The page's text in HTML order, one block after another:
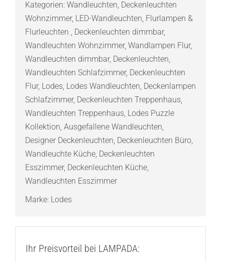
LED-
Wandleuchte
Menge
Kategorien: Wandleuchten, Deckenleuchten
Wohnzimmer, LED-Wandleuchten, Flurlampen &
Flurleuchten , Deckenleuchten dimmbar,
Wandleuchten Wohnzimmer, Wandlampen Flur,
Wandleuchten dimmbar, Deckenleuchten,
Wandleuchten Schlafzimmer, Deckenleuchten
Flur, Lodes, Lodes Wandleuchten, Deckenlampen
Schlafzimmer, Deckenleuchten Treppenhaus,
Wandleuchten Treppenhaus, Lodes Puzzle
Kollektion, Ausgefallene Wandleuchten,
Designer Deckenleuchten, Deckenleuchten Büro,
Wandleuchte Küche, Deckenleuchten
Esszimmer, Deckenleuchten Küche,
Wandleuchten Esszimmer
Marke: Lodes
Ihr Preisvorteil bei LAMPADA: